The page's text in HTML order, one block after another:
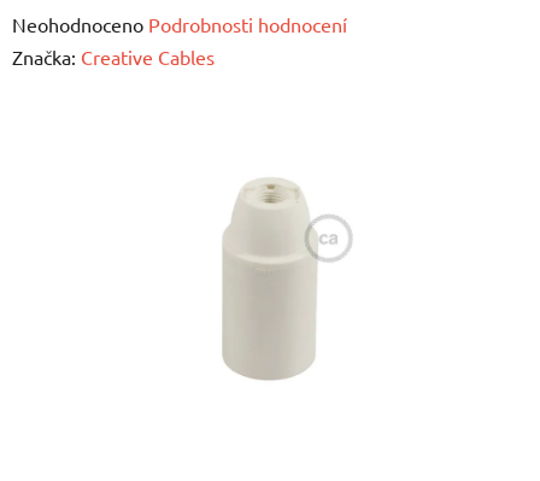
Průměrné
hodnocení
Neohodnoceno Podrobnosti hodnocení
Značka: Creative Cables